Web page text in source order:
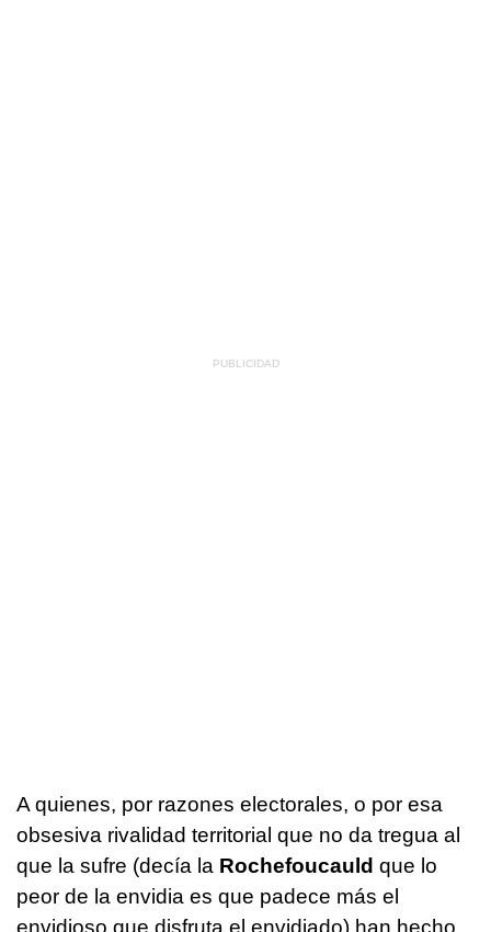
A quienes, por razones electorales, o por esa
obsesiva rivalidad territorial que no da tregua al
que la sufre (decía la Rochefoucauld que lo
peor de la envidia es que padece más el
envidioso que disfruta el envidiado) han hecho